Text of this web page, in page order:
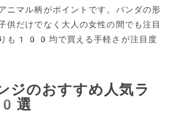
ニマル柄がポイントです。パンダの形
供だけでなく大人の女性の間でも注目
りも100均で買える手軽さが注目度
ジのおすすめ人気ラ
選